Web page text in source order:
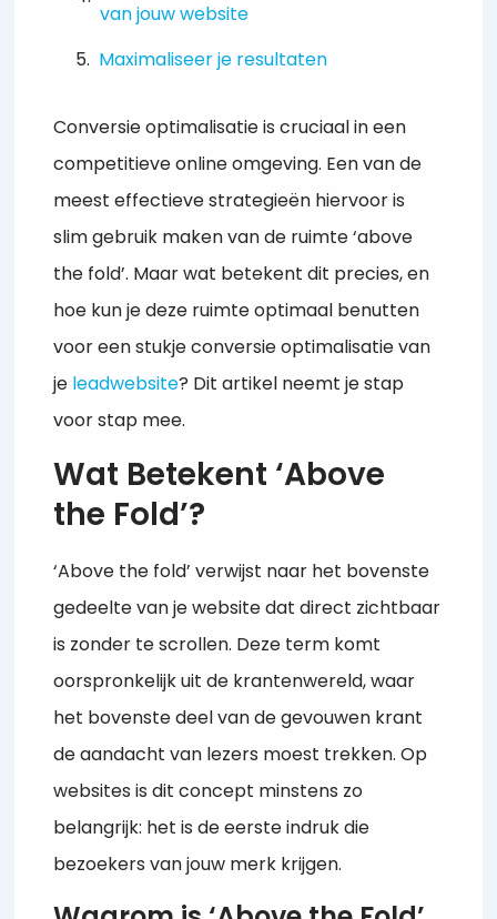
van jouw website
Maximaliseer je resultaten
Conversie optimalisatie is cruciaal in een
competitieve online omgeving. Een van de
meest effectieve strategieën hiervoor is
slim gebruik maken van de ruimte ‘above
the fold’. Maar wat betekent dit precies, en
hoe kun je deze ruimte optimaal benutten
voor een stukje conversie optimalisatie van
je leadwebsite? Dit artikel neemt je stap
voor stap mee.
Wat Betekent ‘Above
the Fold’?
‘Above the fold’ verwijst naar het bovenste
gedeelte van je website dat direct zichtbaar
is zonder te scrollen. Deze term komt
oorspronkelijk uit de krantenwereld, waar
het bovenste deel van de gevouwen krant
de aandacht van lezers moest trekken. Op
websites is dit concept minstens zo
belangrijk: het is de eerste indruk die
bezoekers van jouw merk krijgen.